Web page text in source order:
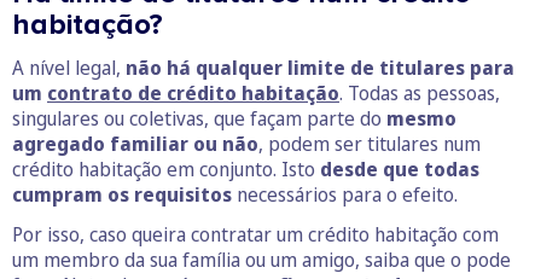
habitação?
A nível legal, não há qualquer limite de titulares para
um contrato de crédito habitação. Todas as pessoas,
singulares ou coletivas, que façam parte do mesmo
agregado familiar ou não, podem ser titulares num
crédito habitação em conjunto. Isto desde que todas
cumpram os requisitos necessários para o efeito.
Por isso, caso queira contratar um crédito habitação com
um membro da sua família ou um amigo, saiba que o pode